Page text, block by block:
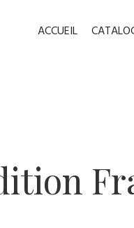
ACCUEIL